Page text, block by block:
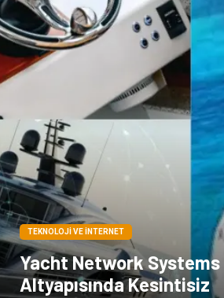
TEKNOLOJI VE İNTERNET
Yacht Network Systems
Altyapısında Kesintisiz